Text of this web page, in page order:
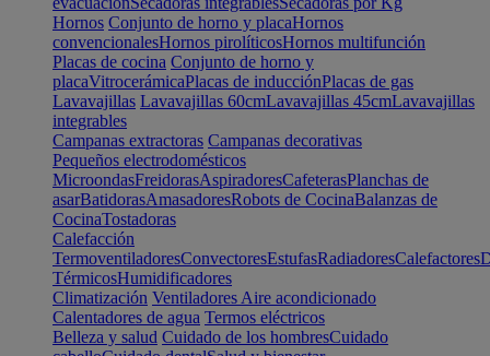
Hornos Conjunto de horno y placaHornos
convencionalesHornos pirolíticosHornos multifunción
Placas de cocina Conjunto de horno y
placaVitrocerámicaPlacas de inducciónPlacas de gas
Lavavajillas Lavavajillas 60cmLavavajillas 45cmLavavajillas
integrables
Campanas extractoras Campanas decorativas
Pequeños electrodomésticos
MicroondasFreidorasAspiradoresCafeterasPlanchas de
asarBatidorasAmasadoresRobots de CocinaBalanzas de
CocinaTostadoras
Calefacción
TermoventiladoresConvectoresEstufasRadiadoresCalefactores
TérmicosHumidificadores
Climatización Ventiladores Aire acondicionado
Calentadores de agua Termos eléctricos
Belleza y salud Cuidado de los hombresCuidado